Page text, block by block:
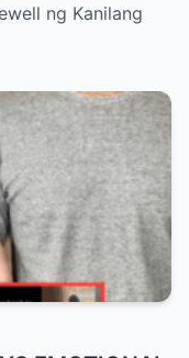
ng Kanilang